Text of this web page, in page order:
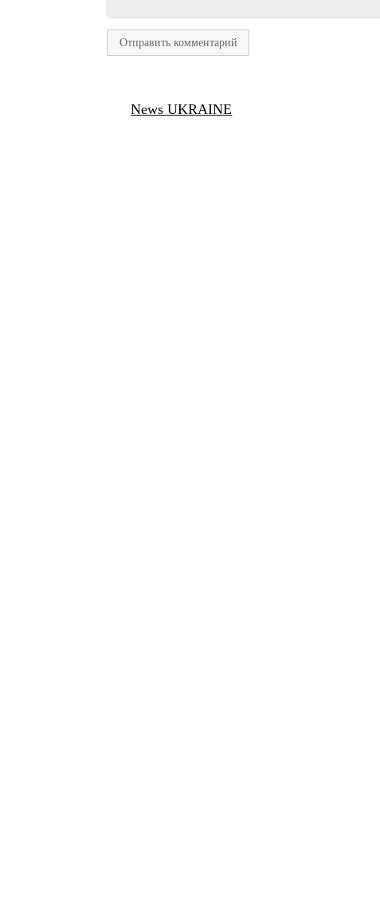
News UKRAINE